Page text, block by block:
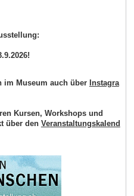
im Museum auch über Instagra
Kursen, Workshops und
über den Veranstaltungskalend